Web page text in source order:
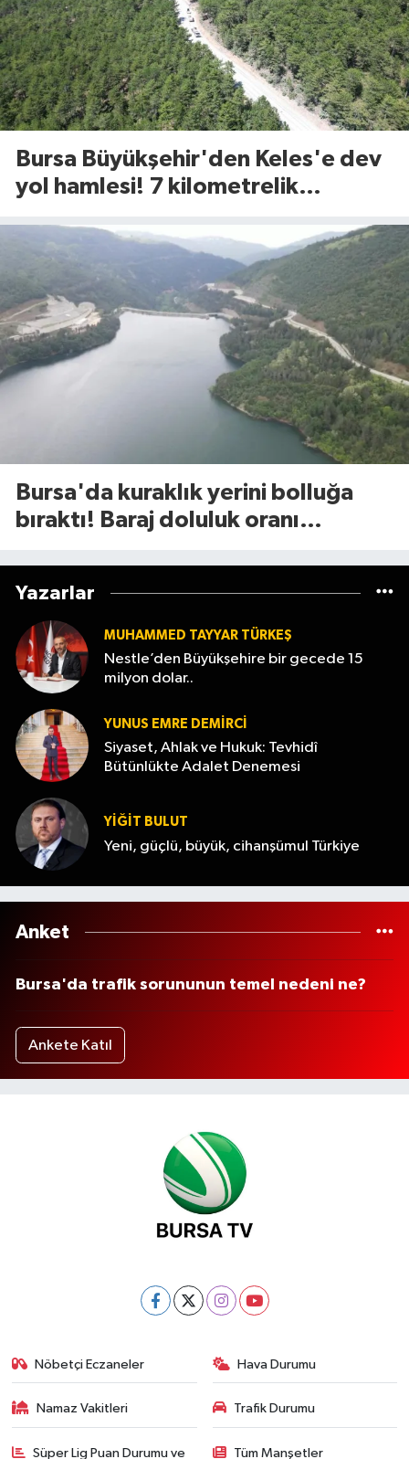
Bursa Büyükşehir'den Keles'e dev
yol hamlesi! 7 kilometrelik
Bursa'da kuraklık yerini bolluğa
bıraktı! Baraj doluluk oranı
Yazarlar
MUHAMMED TAYYAR TÜRKEŞ
Nestle’den Büyükşehire bir gecede 15
milyon dolar..
YUNUS EMRE DEMIRCI
Siyaset, Ahlak ve Hukuk: Tevhidî
Bütünlükte Adalet Denemesi
YİĞİT BULUT
Yeni, güçlü, büyük, cihanşümul Türkiye
Anket
Bursa'da trafik sorununun temel nedeni ne?
Ankete Katıl
Nöbetçi Eczaneler Hava Durumu
Namaz Vakitleri Trafik Durumu
Süper Lig Puan Durumu ve Tüm Manşetler